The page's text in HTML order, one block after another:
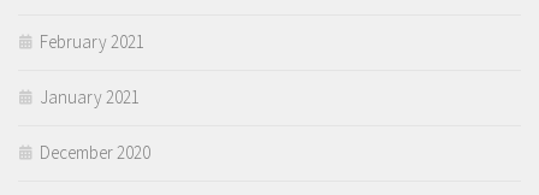
February 2021
January 2021
December 2020